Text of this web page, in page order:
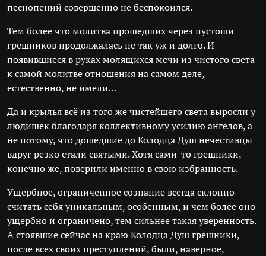
песнопений совершенно не беспокоился.
Тем более что молитва прошедших через пустоши
грешников продолжалась не так уж и долго. И
появившиеся в руках молящихся мечи из чистого света
к самой молитве отношения на самом деле,
естественно, не имели…
Да и крылья всё из того же чистейшего света выросли у
людишек благодаря коллективному усилию ангелов, а
не потому, что дошедшие до Колодца Душ нечестивцы
вдруг резко стали святыми. Хотя сами-то грешники,
конечно же, поверили именно в свою избранность.
Ущербное, ограниченное сознание всегда склонно
считать себя уникальным, особенным, и чем более оно
ущербно и ограничено, тем сильнее такая уверенность.
А стоявшие сейчас на краю Колодца Душ грешники,
после всех своих преступлений, были, наверное,